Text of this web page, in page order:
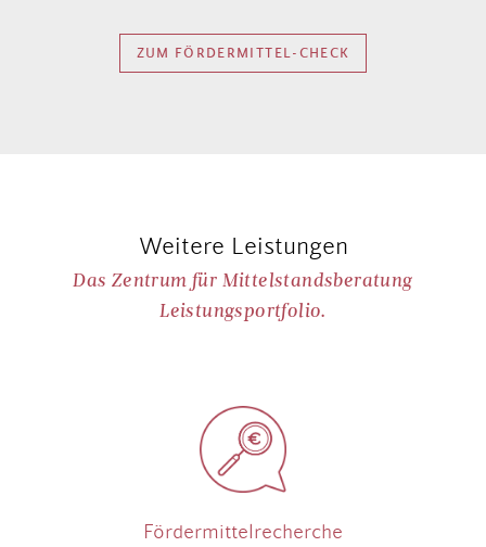
ZUM FÖRDERMITTEL-CHECK
Weitere Leistungen
Das Zentrum für Mittelstandsberatung
Leistungsportfolio.
Fördermittelrecherche